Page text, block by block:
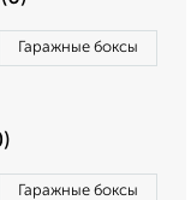
Гаражные боксы
Гаражные боксы